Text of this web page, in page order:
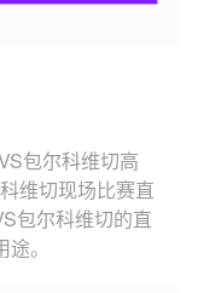
包尔科维切高
维切现场比赛直
包尔科维切的直
。